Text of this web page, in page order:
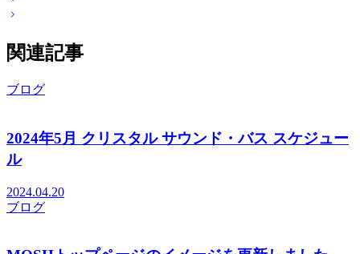
関連記事
ブログ
2024年5月 クリスタル サウンド・バス スケジュー
ル
2024.04.20
ブログ